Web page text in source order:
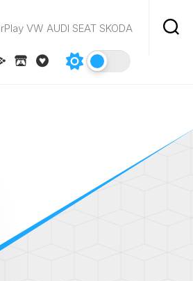
VW AUDI SEAT SKODA